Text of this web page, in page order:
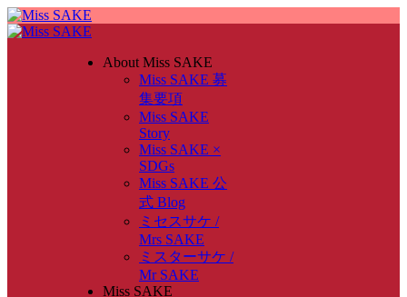
About Miss SAKE
Miss SAKE 募
集要項
Miss SAKE
Story
Miss SAKE ×
SDGs
Miss SAKE 公
式 Blog
ミセスサケ /
Mrs SAKE
ミスターサケ /
Mr SAKE
Miss SAKE